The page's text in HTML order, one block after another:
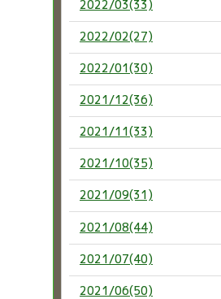
2022/03(33)
2022/02(27)
2022/01(30)
2021/12(36)
2021/11(33)
2021/10(35)
2021/09(31)
2021/08(44)
2021/07(40)
2021/06(50)